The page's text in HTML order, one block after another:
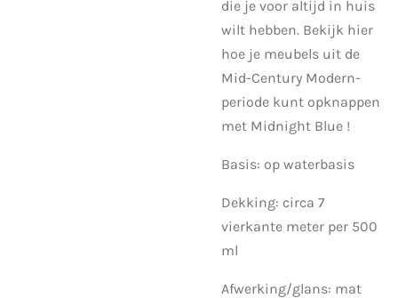
die je voor altijd in huis
wilt hebben. Bekijk hier
hoe je meubels uit de
Mid-Century Modern-
periode kunt opknappen
met Midnight Blue !
Basis: op waterbasis
Dekking: circa 7
vierkante meter per 500
ml
Afwerking/glans: mat